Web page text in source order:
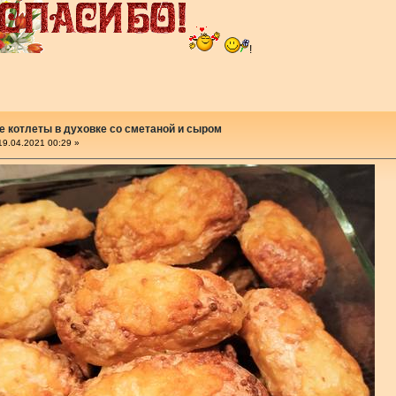
!
котлеты в духовке со сметаной и сыром
00:29 »